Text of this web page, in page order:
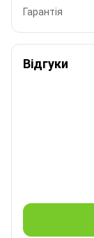
Гарантія
Відгуки